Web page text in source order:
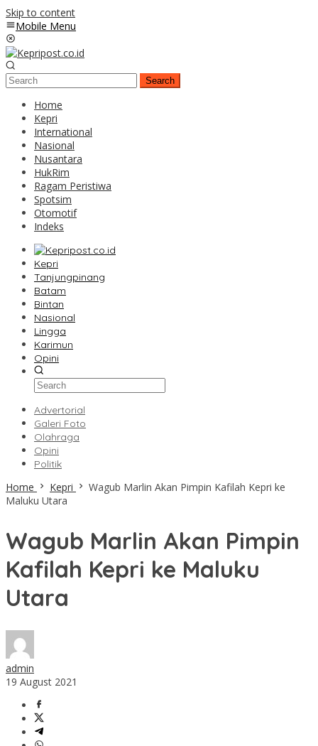
Skip to content
Mobile Menu
Search
Home
Kepri
International
Nasional
Nusantara
HukRim
Ragam Peristiwa
Spotsim
Otomotif
Indeks
Kepri
Tanjungpinang
Batam
Bintan
Nasional
Lingga
Karimun
Opini
Advertorial
Galeri Foto
Olahraga
Opini
Politik
Home Kepri
Wagub Marlin Akan Pimpin Kafilah Kepri ke
Maluku Utara
Wagub Marlin Akan Pimpin
Kafilah Kepri ke Maluku
Utara
admin
19 August 2021